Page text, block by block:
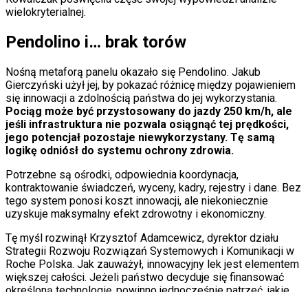
wielokryterialnej.
Pendolino i… brak torów
Nośną metaforą panelu okazało się Pendolino. Jakub
Gierczyński użył jej, by pokazać różnicę między pojawieniem
się innowacji a zdolnością państwa do jej wykorzystania.
Pociąg może być przystosowany do jazdy 250 km/h, ale
jeśli infrastruktura nie pozwala osiągnąć tej prędkości,
jego potencjał pozostaje niewykorzystany. Tę samą
logikę odniósł do systemu ochrony zdrowia.
Potrzebne są ośrodki, odpowiednia koordynacja,
kontraktowanie świadczeń, wyceny, kadry, rejestry i dane. Bez
tego system ponosi koszt innowacji, ale niekoniecznie
uzyskuje maksymalny efekt zdrowotny i ekonomiczny.
Tę myśl rozwinął Krzysztof Adamcewicz, dyrektor działu
Strategii Rozwoju Rozwiązań Systemowych i Komunikacji w
Roche Polska. Jak zauważył, innowacyjny lek jest elementem
większej całości. Jeżeli państwo decyduje się finansować